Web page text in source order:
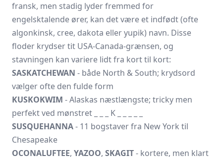
fransk, men stadig lyder fremmed for
engelsktalende ører, kan det være et indfødt (ofte
algonkinsk, cree, dakota eller yupik) navn. Disse
floder krydser tit USA-Canada-grænsen, og
stavningen kan variere lidt fra kort til kort:
SASKATCHEWAN - både North & South; krydsord
vælger ofte den fulde form
KUSKOKWIM - Alaskas næstlængste; tricky men
perfekt ved mønstret _ _ _ K _ _ _ _ _
SUSQUEHANNA- 11 bogstaver fra New York til
Chesapeake
OCONALUFTEE, YAZOO, SKAGIT- kortere, men klart